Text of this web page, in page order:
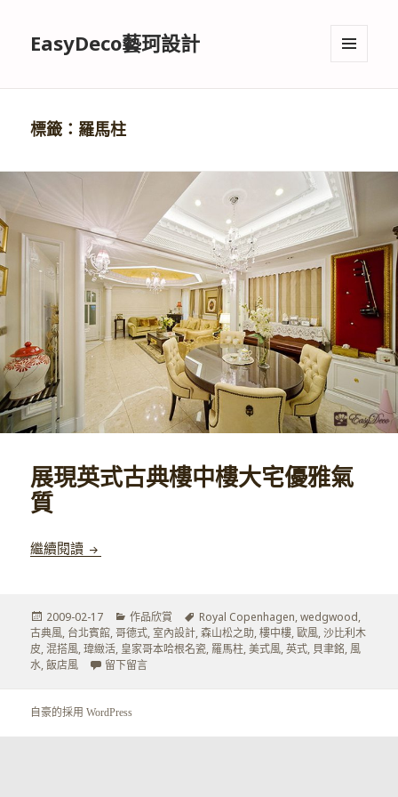
EasyDeco藝珂設計
小工具
標籤：羅馬柱
展現英式古典樓中樓大宅優雅氣
質
繼續閱讀 展現英式古典樓中樓大宅優雅氣質
發
佈
於
2009-02-17
分
類
作品欣賞
標
籤
Royal Copenhagen,wedgwood,
古典風, 台北賓館,哥德式,室內設計,森山松之助,樓中樓,歐風,沙比利木
皮,混搭風,瑋緻活, 皇家哥本哈根名瓷, 羅馬柱,美式風,英式, 貝聿銘, 風
水,飯店風 留下留言在 展現英式古典樓中樓大宅優雅氣質
自豪的採用 WordPress